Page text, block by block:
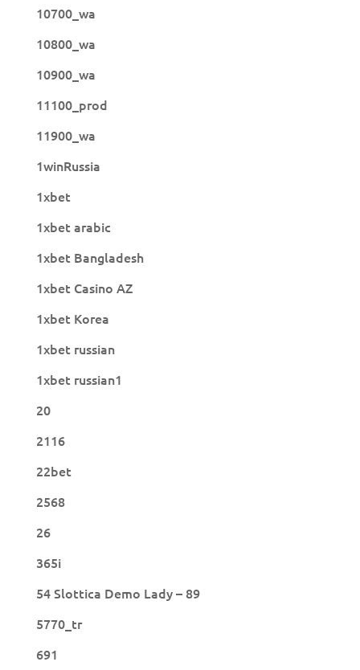
10700_wa
10800_wa
10900_wa
11100_prod
11900_wa
1winRussia
1xbet
1xbet arabic
1xbet Bangladesh
1xbet Casino AZ
1xbet Korea
1xbet russian
1xbet russian1
20
2116
22bet
2568
26
365i
54 Slottica Demo Lady – 89
5770_tr
691